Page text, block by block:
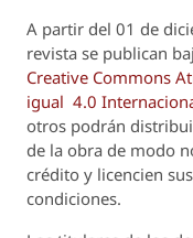
A partir del 01 de
revista se publican
Creative Commons
igual 4.0
otros podrán
de la obra de modo
crédito y licencien
condiciones.